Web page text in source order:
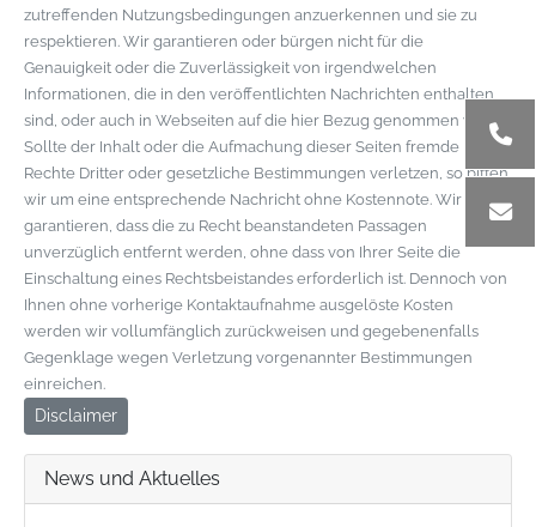
zutreffenden Nutzungsbedingungen anzuerkennen und sie zu
respektieren. Wir garantieren oder bürgen nicht für die
Genauigkeit oder die Zuverlässigkeit von irgendwelchen
Informationen, die in den veröffentlichten Nachrichten enthalten
sind, oder auch in Webseiten auf die hier Bezug genommen wird.
Sollte der Inhalt oder die Aufmachung dieser Seiten fremde
Rechte Dritter oder gesetzliche Bestimmungen verletzen, so bitten
wir um eine entsprechende Nachricht ohne Kostennote. Wir
garantieren, dass die zu Recht beanstandeten Passagen
unverzüglich entfernt werden, ohne dass von Ihrer Seite die
Einschaltung eines Rechtsbeistandes erforderlich ist. Dennoch von
Ihnen ohne vorherige Kontaktaufnahme ausgelöste Kosten
werden wir vollumfänglich zurückweisen und gegebenenfalls
Gegenklage wegen Verletzung vorgenannter Bestimmungen
einreichen.
Disclaimer
News und Aktuelles